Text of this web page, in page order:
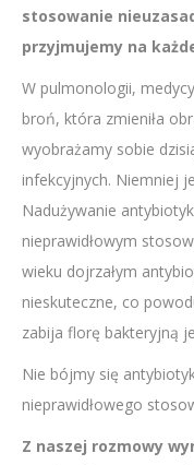
stosowanie
przyjmujemy na
W pulmonologii,
broń, która zmieniła
wyobrażamy sobie
infekcyjnych. Niemniej
Nadużywanie
nieprawidłowym
wieku dojrzałym
nieskuteczne, co
zabija florę bakteryjną
Nie bójmy się
nieprawidłowego
Z naszej rozmowy